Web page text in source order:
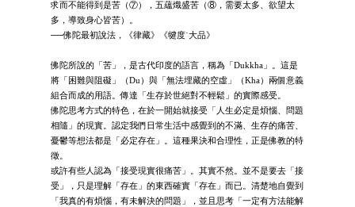
求而不能得到是苦（⑦），五蘊熾盛苦（⑧，需要太多、欲望太
多，導致身心皆苦）。
──佛陀最初說法，《律藏》《犍度˙大品》
佛陀所說的「苦」，是古代印度的語言，稱為「Dukkha」。這是
將「困難與阻礙」（Du）與「無法埋藏的空虛」（Kha）兩個意義
組合而成的用語。傳達「生存於世絕對不輕鬆」的實際感受。
佛陀思考方式的特色，在於一開始就接受「人生必定是煩惱、問題
相隨」的現實。認定我們日常生活中感覺到的不滿、生存的痛苦、
憂鬱等想法都是「必定存在」。這種果決和合理性，正是佛教的特
徵。
或許有些人認為「接受現實很痛苦」。其實不然。並不是要去「接
受」，只是理解「存在」的東西確實「存在」而已。清楚地自覺到
「我真的有煩惱，有未解決的問題」，並且思考「一定有方法能解